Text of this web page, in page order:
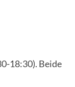
18:30). Beide